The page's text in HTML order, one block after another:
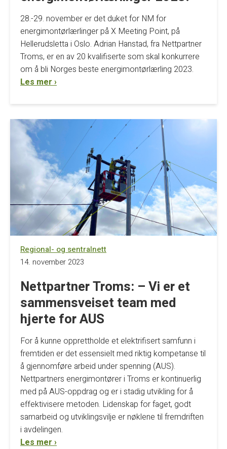
28.-29. november er det duket for NM for
energimontørlærlinger på X Meeting Point, på
Hellerudsletta i Oslo. Adrian Hanstad, fra Nettpartner
Troms, er en av 20 kvalifiserte som skal konkurrere
om å bli Norges beste energimontørlærling 2023.
Les mer ›
Regional- og sentralnett
14. november 2023
Nettpartner Troms: – Vi er et
sammensveiset team med
hjerte for AUS
For å kunne opprettholde et elektrifisert samfunn i
fremtiden er det essensielt med riktig kompetanse til
å gjennomføre arbeid under spenning (AUS).
Nettpartners energimontører i Troms er kontinuerlig
med på AUS-oppdrag og er i stadig utvikling for å
effektivisere metoden. Lidenskap for faget, godt
samarbeid og utviklingsvilje er nøklene til fremdriften
i avdelingen.
Les mer ›